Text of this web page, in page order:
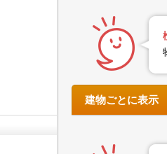
建物ごとに表示